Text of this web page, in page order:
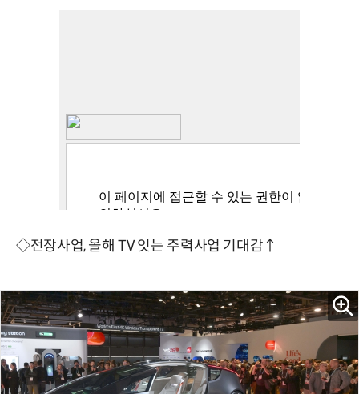
◇전장사업, 올해 TV 잇는 주력사업 기대감↑